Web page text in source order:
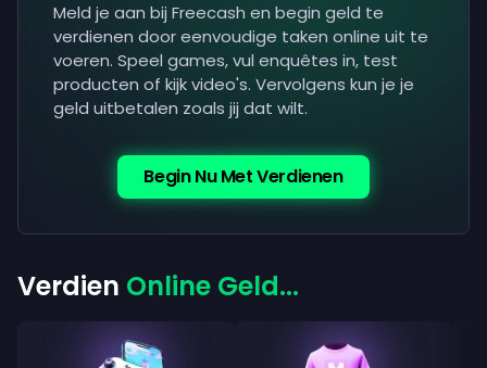
Meld je aan bij Freecash en begin geld te
verdienen door eenvoudige taken online uit te
voeren. Speel games, vul enquêtes in, test
producten of kijk video's. Vervolgens kun je je
geld uitbetalen zoals jij dat wilt.
Begin Nu Met Verdienen
Verdien Online Geld...